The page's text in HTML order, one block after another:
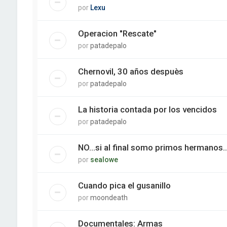
por Lexu
Operacion "Rescate"
porpatadepalo
Chernovil, 30 años despuès
porpatadepalo
La historia contada por los vencidos
porpatadepalo
NO...si al final somo primos
por sealowe
Cuando pica el gusanillo
pormoondeath
Documentales: Armas